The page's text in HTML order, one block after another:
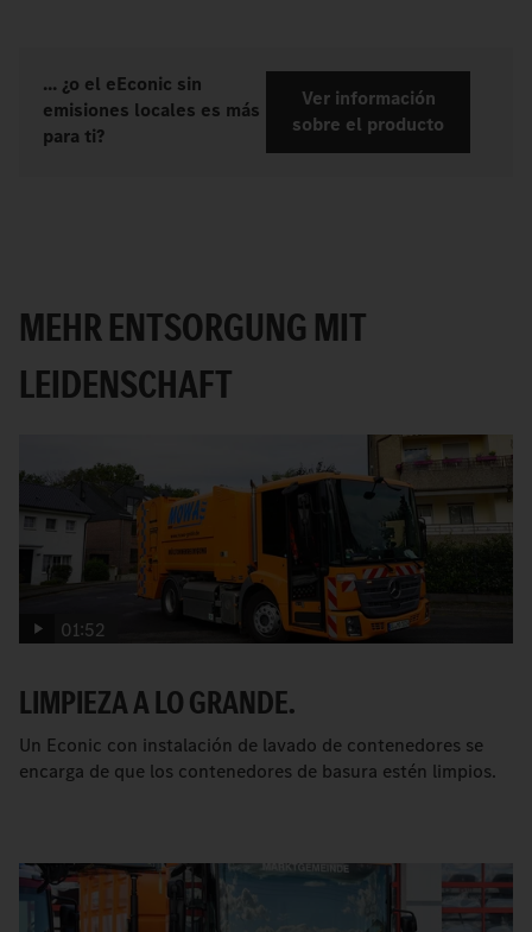
... ¿o el eEconic sin
emisiones locales es más
para ti?
Ver información
sobre el producto
MEHR ENTSORGUNG MIT
LEIDENSCHAFT
01:52
LIMPIEZA A LO GRANDE.
Un Econic con instalación de lavado de contenedores se
encarga de que los contenedores de basura estén limpios.